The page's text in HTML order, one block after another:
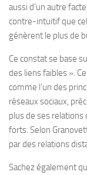
aussi d’un autre
contre-intuitif que
génèrent le plus de
Ce constat se base
des liens faibles ».
comme l’un des
réseaux sociaux,
plus de ses relations
forts. Selon
par des relations
Sachez également